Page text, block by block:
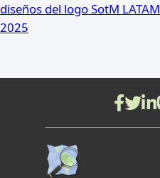
diseños del logo SotM LATAM
2025